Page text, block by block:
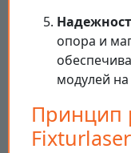
опора и
модулей
Принцип
Fixturlaser